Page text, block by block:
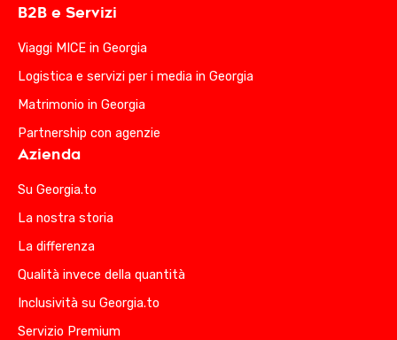
B2B e Servizi
Viaggi MICE in Georgia
Logistica e servizi per i media in Georgia
Matrimonio in Georgia
Partnership con agenzie
Azienda
Su Georgia.to
La nostra storia
La differenza
Qualità invece della quantità
Inclusività su Georgia.to
Servizio Premium